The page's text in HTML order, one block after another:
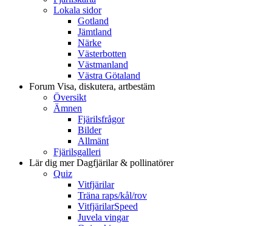
Lokala sidor
Gotland
Jämtland
Närke
Västerbotten
Västmanland
Västra Götaland
Forum Visa, diskutera, artbestäm
Översikt
Ämnen
Fjärilsfrågor
Bilder
Allmänt
Fjärilsgalleri
Lär dig merDagfjärilar & pollinatörer
Quiz
Vitfjärilar
Träna raps/kål/rov
VitfjärilarSpeed
Juvela vingar